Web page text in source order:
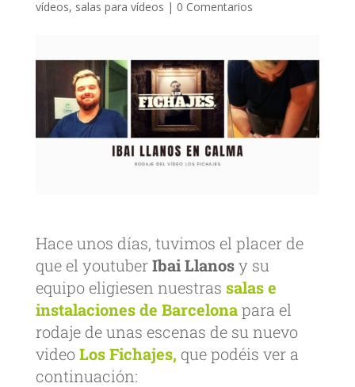
vídeos, salas para vídeos | 0 Comentarios
Hace unos días, tuvimos el placer de
que el youtuberIbai Llanosy su
equipo eligiesen nuestras salas e
instalaciones de Barcelonapara el
rodaje de unas escenas de su nuevo
videoLos Fichajes, que podéis ver a
continuación: